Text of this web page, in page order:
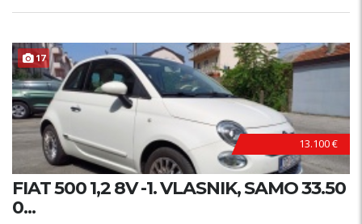
17
13.100 €
FIAT 500 1,2 8V -1. VLASNIK, SAMO 33.50
0...